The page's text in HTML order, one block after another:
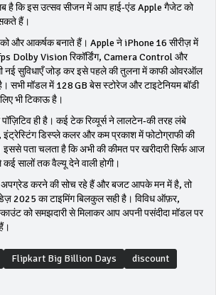
है कि इस उत्सव सीजन में आप हाई‑एंड Apple गैजेट को
हैं।
और आकर्षक बनाते हैं। Apple ने iPhone 16 सीरीज़ में
Dolby Vision रिकॉर्डिंग, Camera Control और
सुविधाएँ जोड़ कर इसे पहले की तुलना में काफी ओवरऑल
सभी मॉडल में 128 GB बेस स्टोरेज और टाइटेनियम बॉडी
भी टिकाऊ है।
ही है। कई टेक रिव्यूर्स ने लालटेन‑की तरह लंबे
डिस्प्ले कलर और कम प्रकाश में फोटोग्राफी की
इससे पता चलता है कि अभी की कीमत पर खरीदारी सिर्फ आज
सालों तक वैल्यू देने वाली होगी।
करने की सोच रहे हैं और बजट आपके मन में है, तो
2025 का टाइमिंग बिलकुल सही है। विविध ऑफ़र,
को समझदारी से मिलाकर आप अपनी पसंदीदा मॉडल पर
Flipkart Big Billion Days
discount